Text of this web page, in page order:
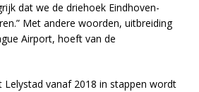
dat we de driehoek Eindhoven-
Met andere woorden, uitbreiding
Airport, hoeft van de
Lelystad vanaf 2018 in stappen wordt